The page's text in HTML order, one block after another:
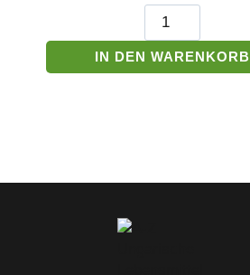
Globus
Sandwichcreme
Hamburger
geschmack
IN DEN WARENKORB